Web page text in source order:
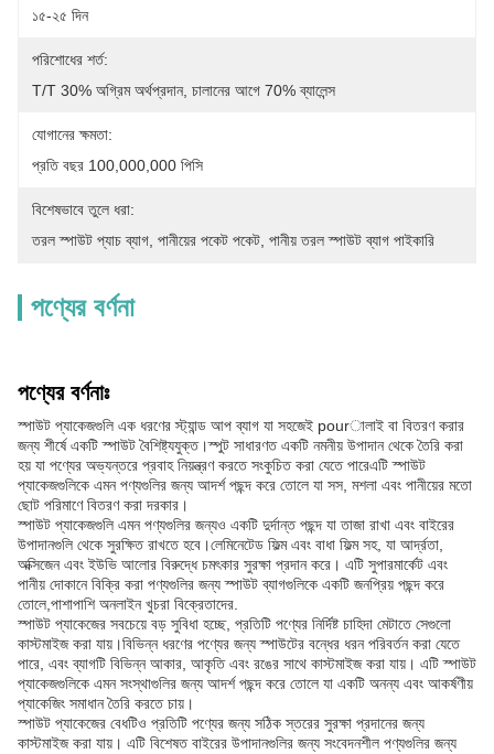
১৫-২৫ দিন
পরিশোধের শর্ত:
T/T 30% অগ্রিম অর্থপ্রদান, চালানের আগে 70% ব্যালেন্স
যোগানের ক্ষমতা:
প্রতি বছর 100,000,000 পিসি
বিশেষভাবে তুলে ধরা:
তরল স্পাউট প্যাচ ব্যাগ পানীয়ের পকেট পকেট পানীয় তরল স্পাউট ব্যাগ পাইকারি
পণ্যের বর্ণনা
পণ্যের বর্ণনাঃ
স্পাউট প্যাকেজগুলি এক ধরণের স্ট্যান্ড আপ ব্যাগ যা সহজেই pourালাই বা বিতরণ করার
জন্য শীর্ষে একটি স্পাউট বৈশিষ্ট্যযুক্ত।স্পুট সাধারণত একটি নমনীয় উপাদান থেকে তৈরি করা
হয় যা পণ্যের অভ্যন্তরে প্রবাহ নিয়ন্ত্রণ করতে সংকুচিত করা যেতে পারেএটি স্পাউট
প্যাকেজগুলিকে এমন পণ্যগুলির জন্য আদর্শ পছন্দ করে তোলে যা সস, মশলা এবং পানীয়ের মতো
ছোট পরিমাণে বিতরণ করা দরকার।
স্পাউট প্যাকেজগুলি এমন পণ্যগুলির জন্যও একটি দুর্দান্ত পছন্দ যা তাজা রাখা এবং বাইরের
উপাদানগুলি থেকে সুরক্ষিত রাখতে হবে।লেমিনেটেড ফিল্ম এবং বাধা ফিল্ম সহ, যা আর্দ্রতা,
অক্সিজেন এবং ইউভি আলোর বিরুদ্ধে চমৎকার সুরক্ষা প্রদান করে। এটি সুপারমার্কেট এবং
পানীয় দোকানে বিক্রি করা পণ্যগুলির জন্য স্পাউট ব্যাগগুলিকে একটি জনপ্রিয় পছন্দ করে
তোলে,পাশাপাশি অনলাইন খুচরা বিক্রেতাদের.
স্পাউট প্যাকেজের সবচেয়ে বড় সুবিধা হচ্ছে, প্রতিটি পণ্যের নির্দিষ্ট চাহিদা মেটাতে সেগুলো
কাস্টমাইজ করা যায়।বিভিন্ন ধরণের পণ্যের জন্য স্পাউটের বন্ধের ধরন পরিবর্তন করা যেতে
পারে, এবং ব্যাগটি বিভিন্ন আকার, আকৃতি এবং রঙের সাথে কাস্টমাইজ করা যায়। এটি স্পাউট
প্যাকেজগুলিকে এমন সংস্থাগুলির জন্য আদর্শ পছন্দ করে তোলে যা একটি অনন্য এবং আকর্ষণীয়
প্যাকেজিং সমাধান তৈরি করতে চায়।
স্পাউট প্যাকেজের বেধটিও প্রতিটি পণ্যের জন্য সঠিক স্তরের সুরক্ষা প্রদানের জন্য
কাস্টমাইজ করা যায়। এটি বিশেষত বাইরের উপাদানগুলির জন্য সংবেদনশীল পণ্যগুলির জন্য